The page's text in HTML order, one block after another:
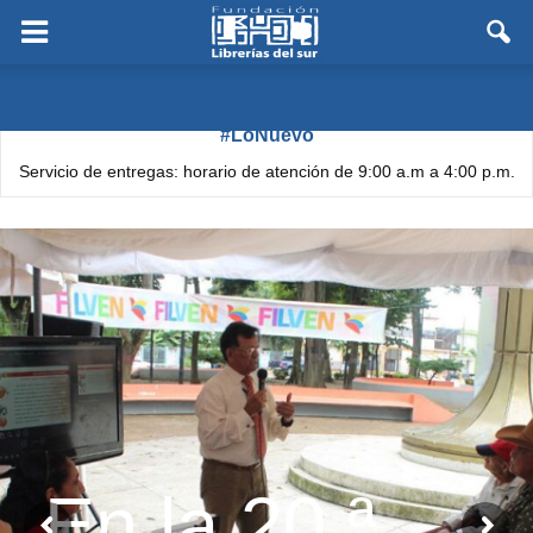
#LoNuevo
Librería «Aníbal Nazoa» Horario de atención: 8:00 a.m. a 12:00 p.m.